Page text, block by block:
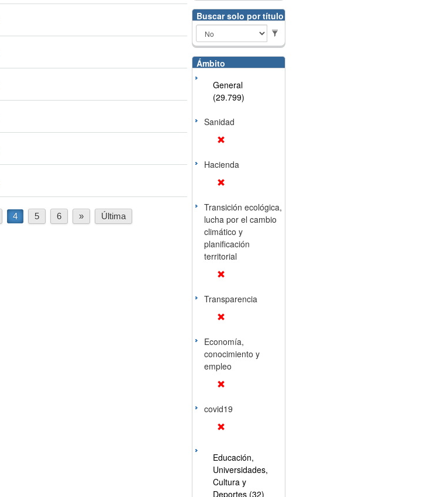
4 5 6 » Última
Buscar solo por título
Ámbito
General
(29.799)
Sanidad
Hacienda
Transición ecológica,
lucha por el cambio
climático y
planificación
territorial
Transparencia
Economía,
conocimiento y
empleo
covid19
Educación,
Universidades,
Cultura y
Deportes (32)